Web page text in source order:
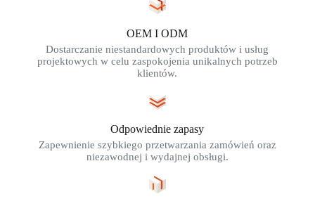
OEM I ODM
Dostarczanie niestandardowych produktów i usług
projektowych w celu zaspokojenia unikalnych potrzeb
klientów.
Odpowiednie zapasy
Zapewnienie szybkiego przetwarzania zamówień oraz
niezawodnej i wydajnej obsługi.